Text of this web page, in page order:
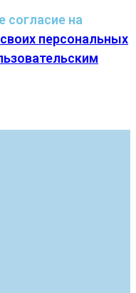
согласие на
персональных